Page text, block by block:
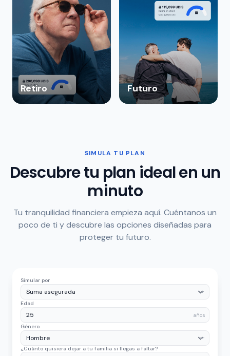
Retiro Futuro
SIMULA TU PLAN
Descubre tu plan ideal en un
minuto
Tu tranquilidad financiera empieza aquí. Cuéntanos un
poco de ti y descubre las opciones diseñadas para
proteger tu futuro.